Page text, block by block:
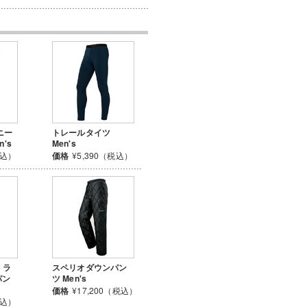
ー
）
トレールタイツ
Men's
価格 ¥5,390（税込）
）
スペリオダウンパン
ツ Men's
価格 ¥17,200（税込）